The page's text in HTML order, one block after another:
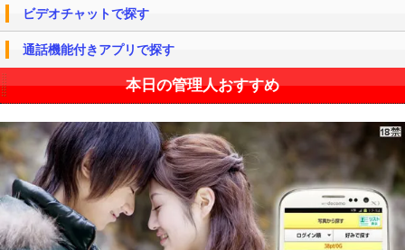
ビデオチャットで探す
通話機能付きアプリで探す
本日の管理人おすすめ